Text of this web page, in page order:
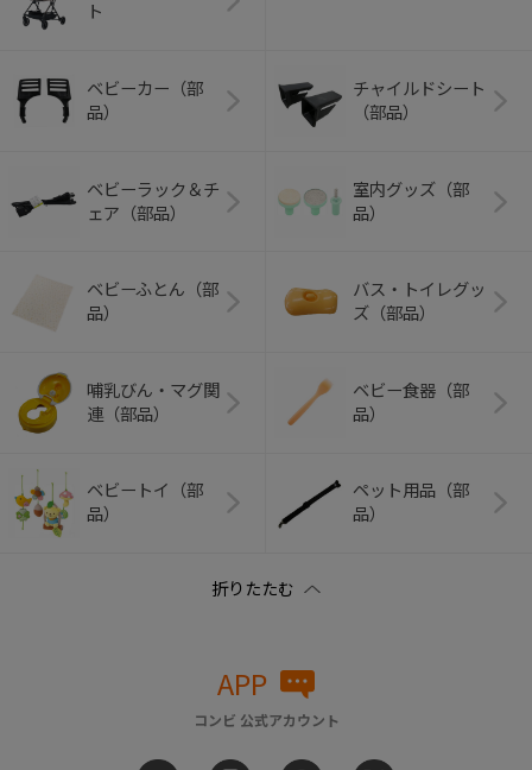
ト
ベビーカー（部
品）
チャイルドシート
（部品）
ベビーラック＆チ
ェア（部品）
室内グッズ（部
品）
ベビーふとん（部
品）
バス・トイレグッ
ズ（部品）
哺乳びん・マグ関
連（部品）
ベビー食器（部
品）
ベビートイ（部
品）
ペット用品（部
品）
APP
コンビ 公式アカウント